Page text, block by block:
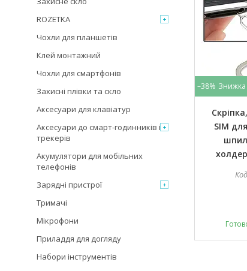
–38%
SIM
ROZETKA
Чохли для планшетів
Клей монтажний
Чохли для смартфонів
Захисні плівки та скло
Аксесуари для клавіатур
Аксесуари до смарт-годинників і
трекерів
Акумулятори для мобільних
телефонів
Зарядні пристрої
Тримачі
Мікрофони
Приладдя для догляду
Набори інструментів